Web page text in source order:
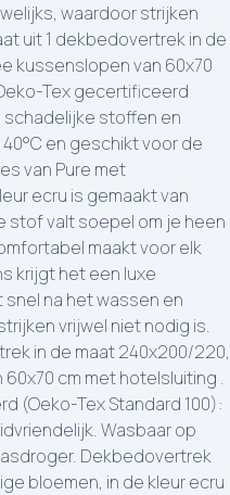
waardoor strijken
uit 1 dekbedovertrek in de
kussenslopen van 60x70
Tex gecertificeerd
schadelijke stoffen en
en geschikt voor de
van Pure met
ecru is gemaakt van
stof valt soepel om je heen
maakt voor elk
krijgt het een luxe
na het wassen en
vrijwel niet nodig is.
in de maat 240x200/220,
cm met hotelsluiting .
(Oeko-Tex Standard 100):
Wasbaar op
Dekbedovertrek
bloemen, in de kleur ecru